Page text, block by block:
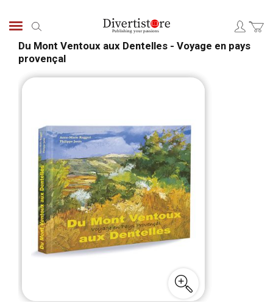
Du Mont Ventoux aux Dentelles - Voyage en pays
provençal
Skip
to
images
gallery